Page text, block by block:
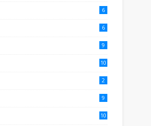
6
6
9
10
2
9
10